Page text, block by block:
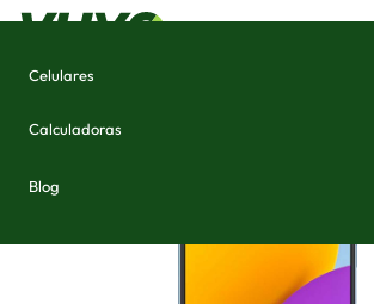
Celulares
Calculadoras
Blog